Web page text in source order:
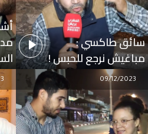
سائق طاكسي :
مباغيش نرجع للحبس !
09/12/2023